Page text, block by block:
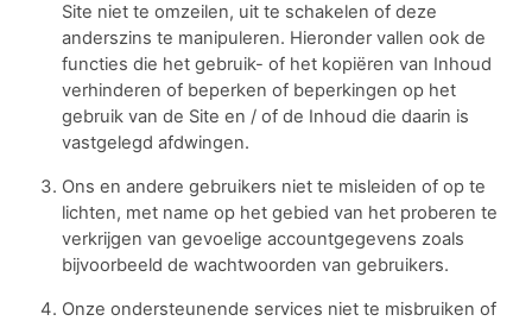
Site niet te omzeilen, uit te schakelen of deze
anderszins te manipuleren. Hieronder vallen ook de
functies die het gebruik- of het kopiëren van Inhoud
verhinderen of beperken of beperkingen op het
gebruik van de Site en / of de Inhoud die daarin is
vastgelegd afdwingen.
Ons en andere gebruikers niet te misleiden of op te
lichten, met name op het gebied van het proberen te
verkrijgen van gevoelige accountgegevens zoals
bijvoorbeeld de wachtwoorden van gebruikers.
Onze ondersteunende services niet te misbruiken of